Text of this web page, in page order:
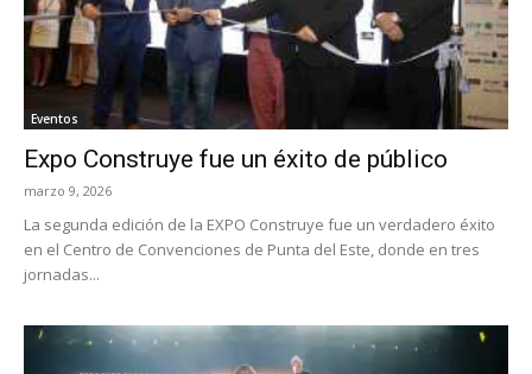
Eventos
Expo Construye fue un éxito de público
marzo 9, 2026
La segunda edición de la EXPO Construye fue un verdadero éxito
en el Centro de Convenciones de Punta del Este, donde en tres
jornadas...